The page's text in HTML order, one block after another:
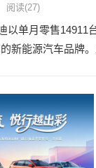
阅读(27)
以单月零售
新能源汽车品牌